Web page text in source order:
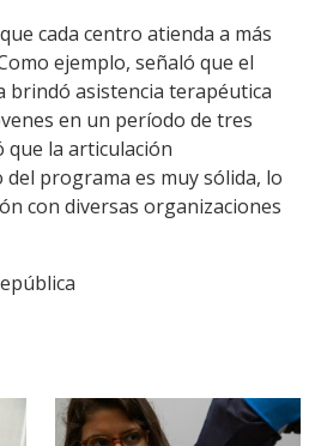
cada centro atienda a más
ejemplo, señaló que el
brindó asistencia terapéutica
en un período de tres
que la articulación
programa es muy sólida, lo
con diversas organizaciones